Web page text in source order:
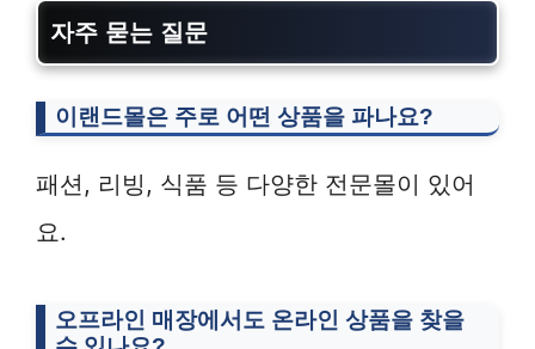
자주 묻는 질문
이랜드몰은 주로 어떤 상품을 파나요?
패션, 리빙, 식품 등 다양한 전문몰이 있어
요.
오프라인 매장에서도 온라인 상품을 찾을